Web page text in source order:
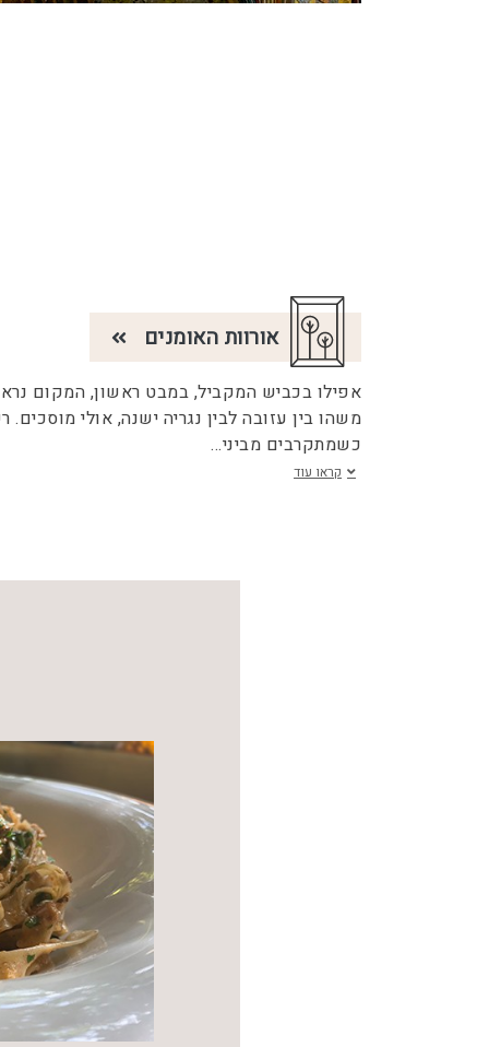
אורוות האומנים
אפילו בכביש המקביל, במבט ראשון, המקום
משהו בין עזובה לבין נגריה ישנה, אולי מוסכים.
כשמתקרבים מביני...
קראו עוד